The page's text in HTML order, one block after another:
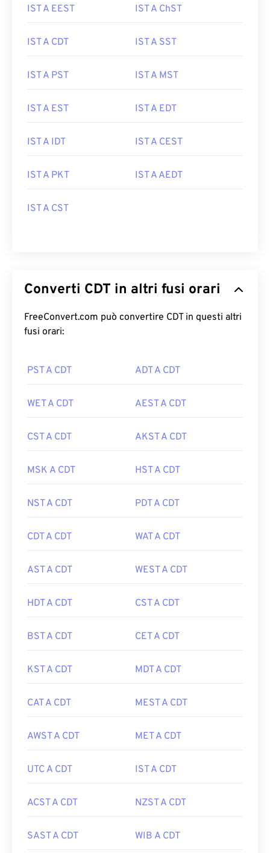
IST A EEST IST A ChST
IST A CDT IST A SST
IST A PST IST A MST
IST A EST IST A EDT
IST A IDT IST A CEST
IST A PKT IST A AEDT
IST A CST
Converti CDT in altri fusi orari
FreeConvert.com può convertire CDT in questi altri
fusi orari:
PST A CDT ADT A CDT
WET A CDT AEST A CDT
CST A CDT AKST A CDT
MSK A CDT HST A CDT
NST A CDT PDT A CDT
CDT A CDT WAT A CDT
AST A CDT WEST A CDT
HDT A CDT CST A CDT
BST A CDT CET A CDT
KST A CDT MDT A CDT
CAT A CDT MEST A CDT
AWST A CDT MET A CDT
UTC A CDT IST A CDT
ACST A CDT NZST A CDT
SAST A CDT WIB A CDT